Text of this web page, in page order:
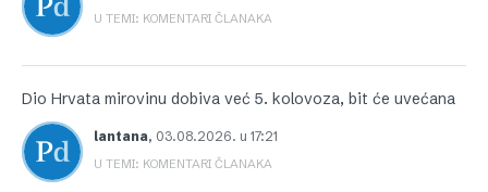
U TEMI: KOMENTARI ČLANAKA
Dio Hrvata mirovinu dobiva već 5. kolovoza, bit će uvećana
lantana, 03.08.2026. u 17:21
U TEMI: KOMENTARI ČLANAKA